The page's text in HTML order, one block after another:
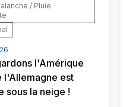
/ Pluie
l'Amérique
l'Allemagne est
sous la neige !